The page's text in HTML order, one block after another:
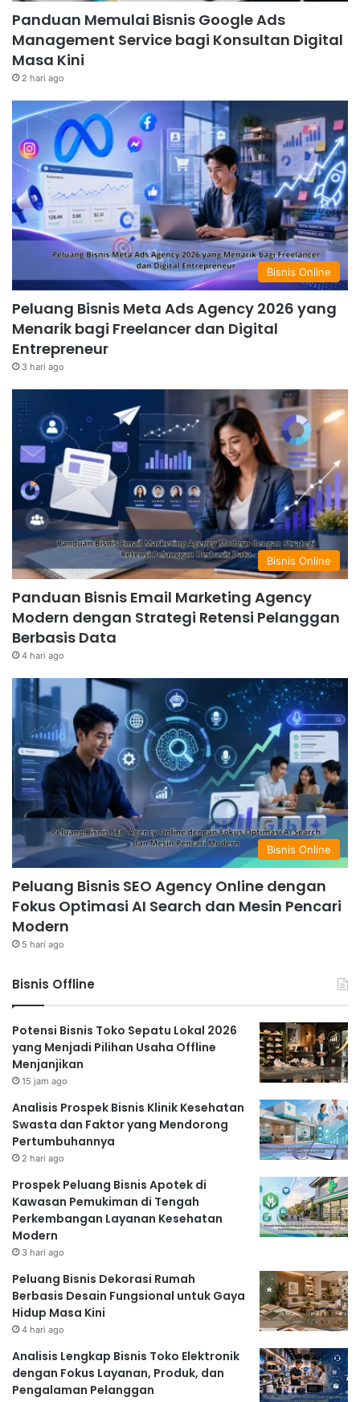
Panduan Memulai Bisnis Google Ads
Management Service bagi Konsultan Digital
Masa Kini
2 hari ago
Bisnis Online
Peluang Bisnis Meta Ads Agency 2026 yang
Menarik bagi Freelancer dan Digital
Entrepreneur
3 hari ago
Bisnis Online
Panduan Bisnis Email Marketing Agency
Modern dengan Strategi Retensi Pelanggan
Berbasis Data
4 hari ago
Bisnis Online
Peluang Bisnis SEO Agency Online dengan
Fokus Optimasi AI Search dan Mesin Pencari
Modern
5 hari ago
Bisnis Offline
Potensi Bisnis Toko Sepatu Lokal 2026
yang Menjadi Pilihan Usaha Offline
Menjanjikan
15 jam ago
Analisis Prospek Bisnis Klinik Kesehatan
Swasta dan Faktor yang Mendorong
Pertumbuhannya
2 hari ago
Prospek Peluang Bisnis Apotek di
Kawasan Pemukiman di Tengah
Perkembangan Layanan Kesehatan
Modern
3 hari ago
Peluang Bisnis Dekorasi Rumah
Berbasis Desain Fungsional untuk Gaya
Hidup Masa Kini
4 hari ago
Analisis Lengkap Bisnis Toko Elektronik
dengan Fokus Layanan, Produk, dan
Pengalaman Pelanggan